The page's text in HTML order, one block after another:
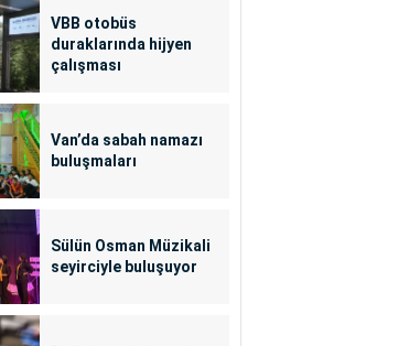
VBB otobüs
duraklarında hijyen
çalışması
Van’da sabah namazı
buluşmaları
Sülün Osman Müzikali
seyirciyle buluşuyor